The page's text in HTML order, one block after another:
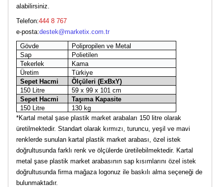
alabilirsiniz.
Telefon:444 8 767
e-posta:destek@marketix.com.tr
Gövde
Polipropilen ve Metal
Sap
Polietilen
Tekerlek
Kama
Üretim
Türkiye
Sepet Hacmi
Ölçüleri (ExBxY)
150 Litre
59 x 99 x 101 cm
Sepet Hacmi
Taşıma Kapasite
150 Litre
130 kg
*Kartal metal şase plastik market arabaları 150 litre olarak
üretilmektedir. Standart olarak kırmızı, turuncu, yeşil ve mavi
renklerde sunulan kartal plastik market arabası, özel istek
doğrultusunda farklı renk ve ölçülerde üretilebilmektedir. Kartal
metal şase plastik market arabasının sap kısımlarını özel istek
doğrultusunda firma mağaza logonuz ile baskılı alma seçeneği de
bulunmaktadır.